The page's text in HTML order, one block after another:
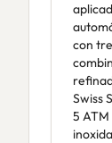
con
Swiss
5